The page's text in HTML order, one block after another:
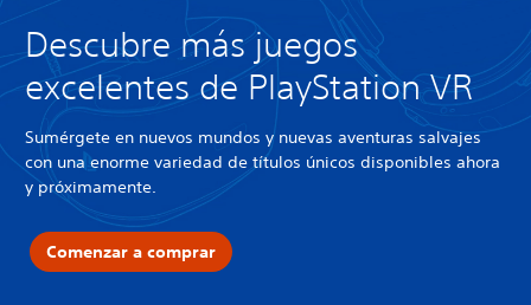
Descubre más juegos
excelentes de PlayStation VR
Sumérgete en nuevos mundos y nuevas aventuras salvajes
con una enorme variedad de títulos únicos disponibles ahora
y próximamente.
Comenzar a comprar